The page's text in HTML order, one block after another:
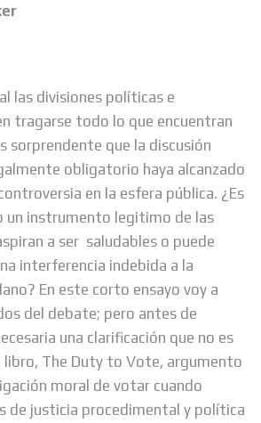
las divisiones políticas e
tragarse todo lo que encuentran
sorprendente que la discusión
obligatorio haya alcanzado
en la esfera pública. ¿Es
instrumento legitimo de las
a ser saludables o puede
interferencia indebida a la
En este corto ensayo voy a
del debate; pero antes de
una clarificación que no es
libro, The Duty to Vote, argumento
moral de votar cuando
de justicia procedimental y política